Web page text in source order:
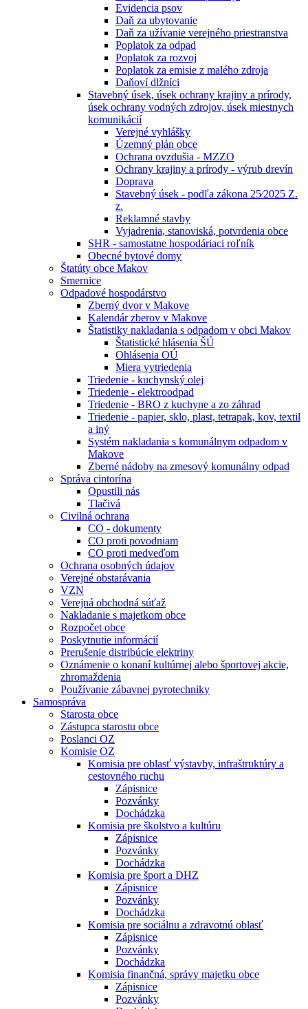
Evidencia psov
Daň za ubytovanie
Daň za užívanie verejného priestranstva
Poplatok za odpad
Poplatok za rozvoj
Poplatok za emisie z malého zdroja
Daňoví dlžníci
Stavebný úsek, úsek ochrany krajiny a prírody,
úsek ochrany vodných zdrojov, úsek miestnych
komunikácií
Verejné vyhlášky
Územný plán obce
Ochrana ovzdušia - MZZO
Ochrany krajiny a prírody - výrub drevín
Doprava
Stavebný úsek - podľa zákona 25⁄2025 Z.
z.
Reklamné stavby
Vyjadrenia, stanoviská, potvrdenia obce
SHR - samostatne hospodáriaci roľník
Obecné bytové domy
Štatúty obce Makov
Smernice
Odpadové hospodárstvo
Zberný dvor v Makove
Kalendár zberov v Makove
Štatistiky nakladania s odpadom v obci Makov
Štatistické hlásenia ŠÚ
Ohlásenia OÚ
Miera vytriedenia
Triedenie - kuchynský olej
Triedenie - elektroodpad
Triedenie - BRO z kuchyne a zo záhrad
Triedenie - papier, sklo, plast, tetrapak, kov, textil
a iný
Systém nakladania s komunálnym odpadom v
Makove
Zberné nádoby na zmesový komunálny odpad
Správa cintorína
Opustili nás
Tlačivá
Civilná ochrana
CO - dokumenty
CO proti povodniam
CO proti medveďom
Ochrana osobných údajov
Verejné obstarávania
VZN
Verejná obchodná súťaž
Nakladanie s majetkom obce
Rozpočet obce
Poskytnutie informácií
Prerušenie distribúcie elektriny
Oznámenie o konaní kultúrnej alebo športovej akcie,
zhromaždenia
Používanie zábavnej pyrotechniky
Samospráva
Starosta obce
Zástupca starostu obce
Poslanci OZ
Komisie OZ
Komisia pre oblasť výstavby, infraštruktúry a
cestovného ruchu
Zápisnice
Pozvánky
Dochádzka
Komisia pre školstvo a kultúru
Zápisnice
Pozvánky
Dochádzka
Komisia pre šport a DHZ
Zápisnice
Pozvánky
Dochádzka
Komisia pre sociálnu a zdravotnú oblasť
Zápisnice
Pozvánky
Dochádzka
Komisia finančná, správy majetku obce
Zápisnice
Pozvánky